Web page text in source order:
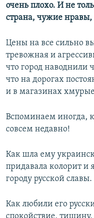
очень плохо. И не
страна, чужие нравы,
Цены на все сильно
тревожная и
что город наводнили
что на дорогах
и в магазинах
Вспоминаем иногда,
совсем недавно!
Как шла ему
придавала колорит
городу русской славы.
Как любили его
спокойствие,